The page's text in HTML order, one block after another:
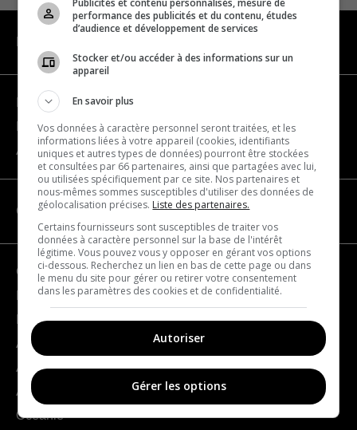
Devenir partenaire
Nous joindre
À propos
CATÉGORIES
Géographie
France
Europe
Amériques
Asie
Afrique
Océanie
performance des publicités et du contenu, études
d’audience et développement de services
Stocker et/ou accéder à des informations sur un
appareil
En savoir plus
Vos données à caractère personnel seront traitées, et les
informations liées à votre appareil (cookies, identifiants
uniques et autres types de données) pourront être stockées
et consultées par 66 partenaires, ainsi que partagées avec lui,
ou utilisées spécifiquement par ce site. Nos partenaires et
nous-mêmes sommes susceptibles d'utiliser des données de
géolocalisation précises. Liste des partenaires.
Certains fournisseurs sont susceptibles de traiter vos
données à caractère personnel sur la base de l'intérêt
légitime. Vous pouvez vous y opposer en gérant vos options
ci-dessous. Recherchez un lien en bas de cette page ou dans
le menu du site pour gérer ou retirer votre consentement
dans les paramètres des cookies et de confidentialité.
Autoriser
Gérer les options